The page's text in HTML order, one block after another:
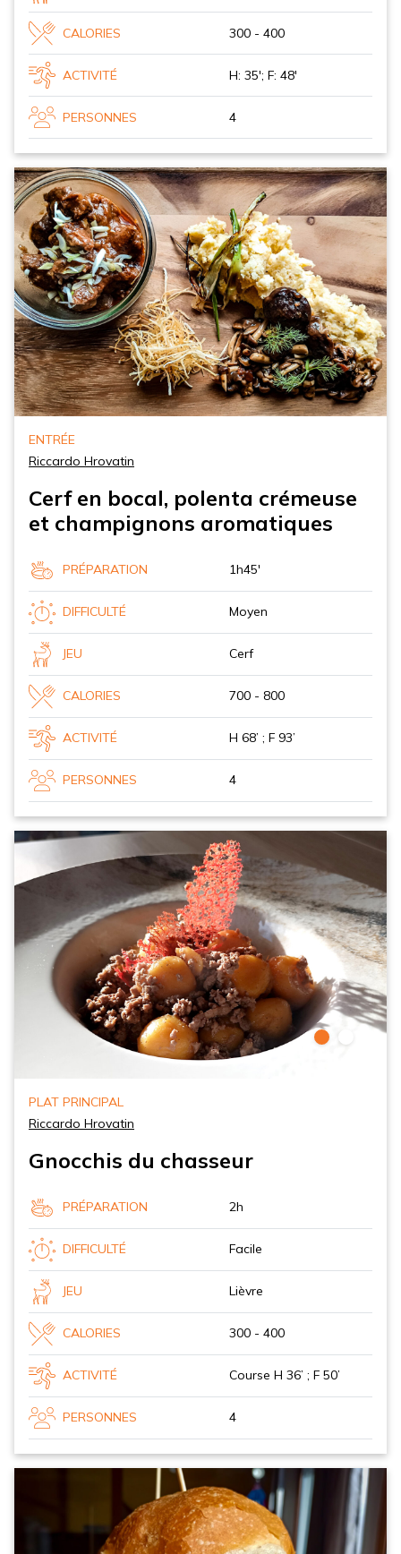
CALORIES 300 - 400
ACTIVITÉ H: 35'; F: 48'
PERSONNES 4
ENTRÉE
Riccardo Hrovatin
Cerf en bocal, polenta crémeuse
et champignons aromatiques
PRÉPARATION 1h45'
DIFFICULTÉ Moyen
JEU Cerf
CALORIES 700 - 800
ACTIVITÉ H 68’ ; F 93’
PERSONNES 4
PLAT PRINCIPAL
Riccardo Hrovatin
Gnocchis du chasseur
PRÉPARATION 2h
DIFFICULTÉ Facile
JEU Lièvre
CALORIES 300 - 400
ACTIVITÉ Course H 36’ ; F 50’
PERSONNES 4